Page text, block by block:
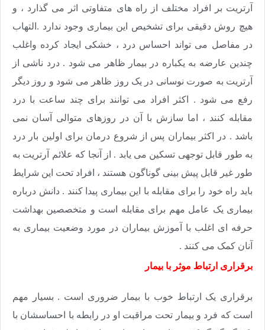
آرتریت بر افراد مختلف از راه های متفاوتی اثر می گذارد ، و
هیچ روش دقیقی برای تشخیص این بیماری وجود ندارد .التهاب
در مفاصل می تواند احساس درد ، خشکی ایجاد کرده واغلب
چندین عارضه به یکباره در بیمار ظاهر می شود . درد ناشی از
آرتریت به صورت نوسانی در یک روز ظاهر می شود و روز دیگر
رفع می شود . اکثر افراد می توانند برای چند ساعت با درد
مقابله کنند ، اما سازش با آن در روزهای متوالی آسان نمی
باشد . در اکثر بیماران پس از شروع درمان برای اولین بار درد
به طور قابل توجهی تسکین می یابد . از آنجا که علائم آرتریت به
طور غیر قابل پیش بینی گوناگون هستند ، افراد تحت این شرایط
باید راه خود را برای مقابله با این بیماری پیدا کنند . دانش درباره
بیماری یک عامل مهم برای مقابله است و متخصصین بهداشت
حرفه ای اغلب با آموزش بیماران در مورد وضعیت بیماری به
آنان کمک می کنند .
برقراری ارتباط موثر با بیمار
برقراری یک ارتباط خوب با بیمار ضروری است . بسیار مهم
است که فرد و بیمار تحت مراقبت او در رابطه با احساسشان با